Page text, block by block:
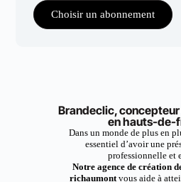
Choisir un abonnement
Brandeclic,
en hauts-de-
Dans un monde de plus en
essentiel d’avoir une
professionnelle et
Notre agence de création
richaumontvous aide à